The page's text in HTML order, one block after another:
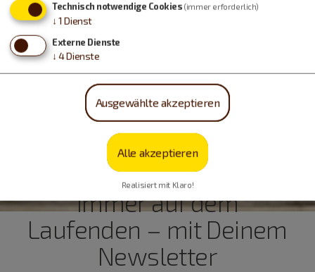
Immer auf dem
Laufenden – mit Deinem
Newsletter
Technisch notwendige Cookies (immer erforderlich)
↓ 1 Dienst
Externe Dienste
↓ 4Dienste
Ausgewählte akzeptieren
Alle akzeptieren
Realisiert mit Klaro!